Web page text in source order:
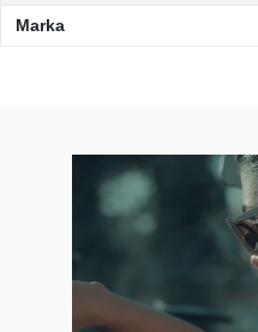
Marka